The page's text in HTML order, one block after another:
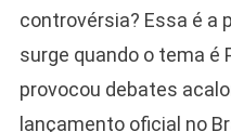
controvérsia? Essa é a
surge quando o tema é
provocou debates
lançamento oficial no